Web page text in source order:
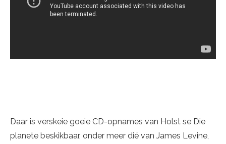
Daar is verskeie goeie CD-opnames van Holst se Die
planete beskikbaar, onder meer dié van James Levine,